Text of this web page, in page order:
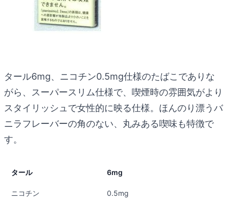
タール6mg、ニコチン0.5mg仕様のたばこでありな
がら、スーパースリム仕様で、喫煙時の雰囲気がより
スタイリッシュで女性的に映る仕様。ほんのり漂うバ
ニラフレーバーの角のない、丸みある喫味も特徴で
す。
タール 6mg
ニコチン 0.5mg